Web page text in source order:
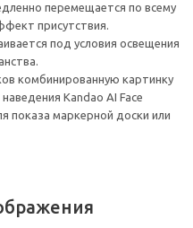
перемещается по всему
присутствия.
под условия освещения
комбинированную картинку
Kandao AI Face
показа маркерной доски или